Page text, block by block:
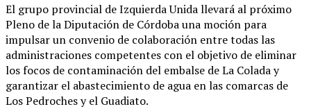
El grupo provincial de Izquierda Unida llevará al próximo
Pleno de la Diputación de Córdoba una moción para
impulsar un convenio de colaboración entre todas las
administraciones competentes con el objetivo de eliminar
los focos de contaminación del embalse de La Colada y
garantizar el abastecimiento de agua en las comarcas de
Los Pedroches y el Guadiato.